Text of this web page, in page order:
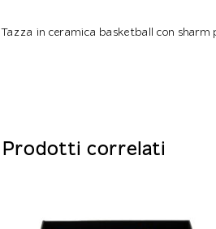
Tazza in ceramica basketball con sharm
Prodotti correlati